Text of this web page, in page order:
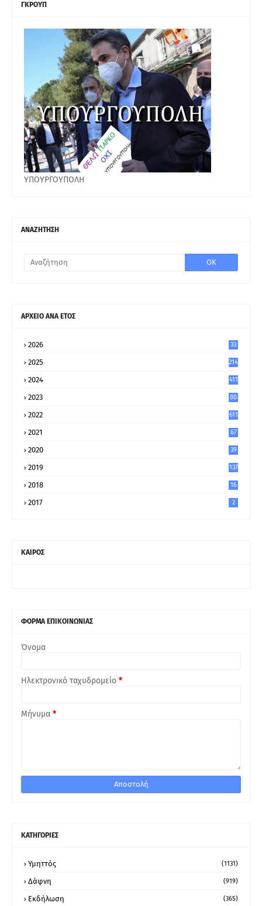
ΓΚΡΟΥΠ
ΥΠΟΥΡΓΟΥΠΟΛΗ
ΑΝΑΖΗΤΗΣΗ
ΑΡΧΕΙΟ ΑΝΑ ΕΤΟΣ
2026 33
2025 214
2024 411
2023
80
2022 611
2021
67
2020
39
2019 137
2018 16
2017 2
ΚΑΙΡΟΣ
ΦΟΡΜΑ ΕΠΙΚΟΙΝΩΝΙΑΣ
Όνομα
Ηλεκτρονικό ταχυδρομείο *
Μήνυμα *
ΚΑΤΗΓΟΡΙΕΣ
Υμηττός (1131)
Δάφνη (919)
Εκδήλωση (365)